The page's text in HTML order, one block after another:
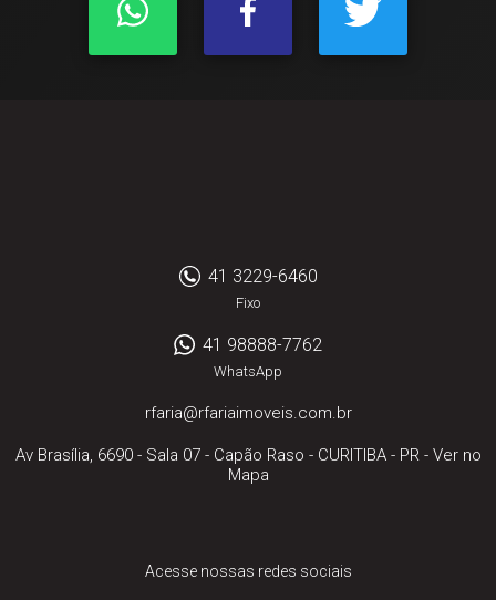
41 3229-6460
Fixo
41 98888-7762
WhatsApp
rfaria@rfariaimoveis.com.br
Av Brasília, 6690 - Sala 07- Capão Raso - CURITIBA- PR- Ver no
Mapa
Acesse nossas redes sociais